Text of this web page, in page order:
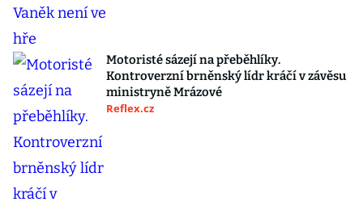
Motoristé sázejí na přeběhlíky.
Kontroverzní brněnský lídr kráčí v závěsu
ministryně Mrázové
Reflex.cz